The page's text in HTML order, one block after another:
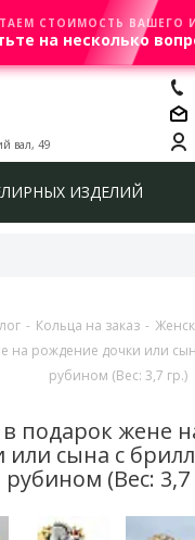
вал, 49
ИЗДЕЛИЙ
- Кольца на заказ -
на рождение дочки или
рубином (Вес: 3,7 гр.)
подарок жене
или сына с
рубином (Вес: 3,7
СТОИМОСТЬ ВАШЕГО
на несколько